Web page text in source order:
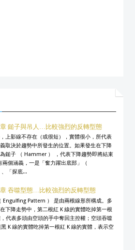
鎚子與吊人…比較強烈的反轉型態
上影線不存在（或很短），實體很小，所代表
取決於趨勢中所發生的位置。如果發生在下降
鎚子 （ Hammer ） ，代表下降趨勢即將結束
個涵義，一是「奮力躍出底部」（
「探底...
吞噬型態…比較強烈的反轉型態
Engulfing Pattern ） 是由兩根線形所構成。多
下降走勢中，第二根紅 K 線的實體吃掉第一根
代表多頭由空頭的手中奪回主控權；空頭吞噬
K 線的實體吃掉第一根紅 K 線的實體，表示空